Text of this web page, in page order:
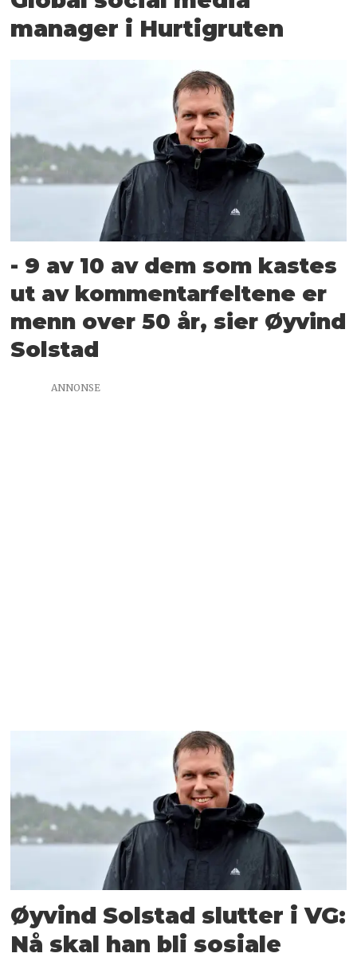
manager i Hurtigruten
- 9 av 10 av dem som kastes
ut av kommentarfeltene er
menn over 50 år, sier Øyvind
Solstad
ANNONSE
Øyvind Solstad slutter i VG:
Nå skal han bli sosiale